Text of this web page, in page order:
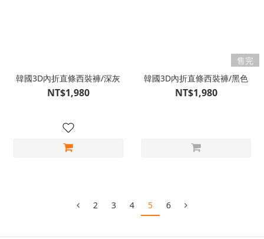
韓國3D內折直條西裝褲/深灰
NT$1,980
售完
韓國3D內折直條西裝褲/黑色
NT$1,980
2 3 4 5 6